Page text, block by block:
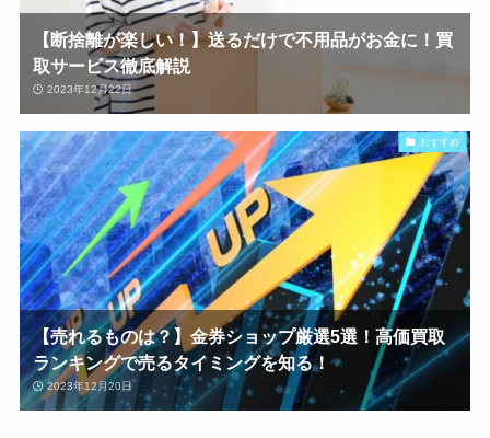
【断捨離が楽しい！】送るだけで不用品がお金に！買
取サービス徹底解説
2023年12月22日
おすすめ
【売れるものは？】金券ショップ厳選5選！高価買取
ランキングで売るタイミングを知る！
2023年12月20日